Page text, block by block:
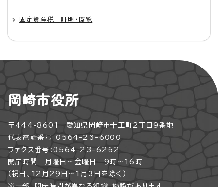
固定資産税 証明・閲覧
岡崎市役所
〒444-8601 愛知県岡崎市十王町2丁目9番地
代表電話番号：0564-23-6000
ファクス番号：0564-23-6262
開庁時間 月曜日～金曜日 9時～16時
（祝日、12月29日～1月3日を除く）